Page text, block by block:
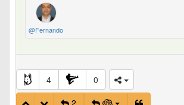
@Fernando
4
0
2